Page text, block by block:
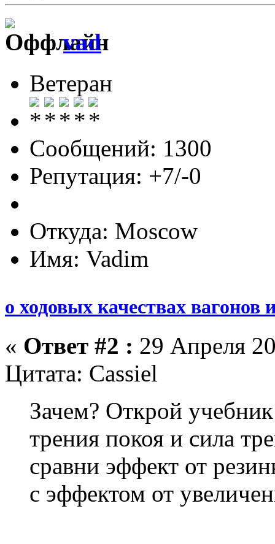
vad
Ветеран
Сообщений: 1300
Репутация: +7/-0
Откуда: Moscow
Имя: Vadim
о ходовых качествах вагонов
« Ответ #2 : 29 Апреля
Цитата: Cassiel
Зачем? Открой
трения покоя и сила
сравни эффект от
с эффектом от